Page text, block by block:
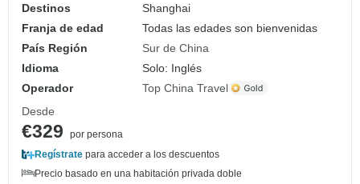
Destinos
Shanghai
Franja de edad
Todas las edades son bienvenidas
País Región
Sur de China
Idioma
Solo: Inglés
Operador
Top China Travel
Desde
€329
por persona
Regístrate para acceder a los descuentos
Precio basado en una habitación privada doble